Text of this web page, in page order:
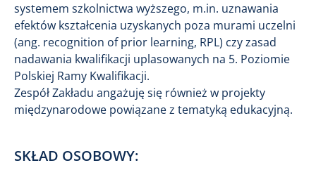
systemem szkolnictwa wyższego, m.in. uznawania
efektów kształcenia uzyskanych poza murami uczelni
(ang. recognition of prior learning, RPL) czy zasad
nadawania kwalifikacji uplasowanych na 5. Poziomie
Polskiej Ramy Kwalifikacji.
Zespół Zakładu angażuję się również w projekty
międzynarodowe powiązane z tematyką edukacyjną.
SKŁAD OSOBOWY: